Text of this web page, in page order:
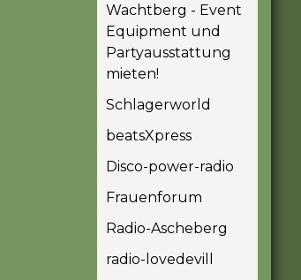
Wachtberg - Event
Equipment und
Partyausstattung
mieten!
Schlagerworld
beatsXpress
Disco-power-radio
Frauenforum
Radio-Ascheberg
radio-lovedevill